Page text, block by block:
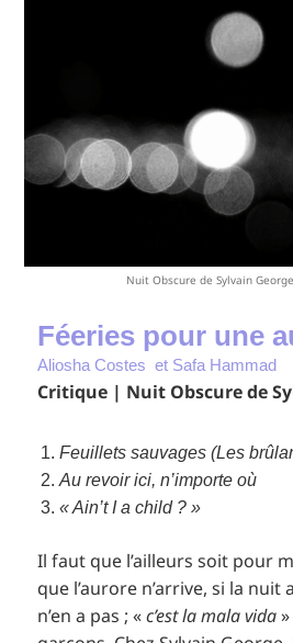
Nuit Obscure de Sylvain
Féeries pour une
Aliosha Costes et Safa Hammad
Critique | Nuit Obscure de
Feuillets sauvages (Les
Au revoir ici, n’importe où
« Ain’t I a child ? »
Il faut que l’ailleurs soit pour
que l’aurore n’arrive, si la nuit
n’en a pas ; «c’est la mala vida